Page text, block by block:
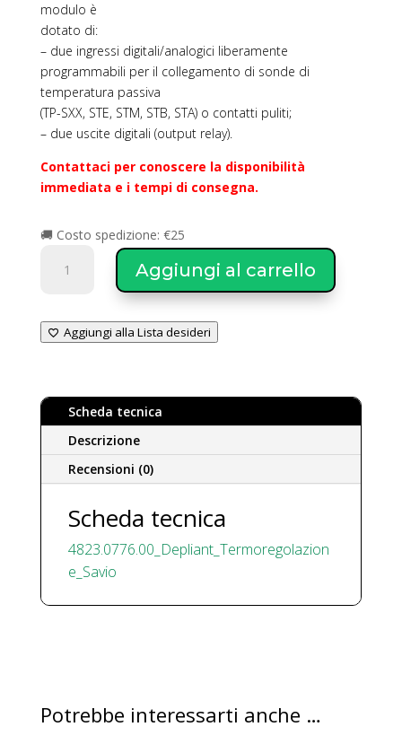
modulo è
dotato di:
– due ingressi digitali/analogici liberamente
programmabili per il collegamento di sonde di
temperatura passiva
(TP-SXX, STE, STM, STB, STA) o contatti puliti;
– due uscite digitali (output relay).
Contattaci per conoscere la disponibilità
immediata e i tempi di consegna.
🚚 Costo spedizione: €25
Modulo
tipo
Termoregolazione
quantità
Aggiungi al carrello
Aggiungi alla Lista desideri
Scheda tecnica
Descrizione
Recensioni (0)
Scheda tecnica
4823.0776.00_Depliant_Termoregolazion
e_Savio
Potrebbe interessarti anche …